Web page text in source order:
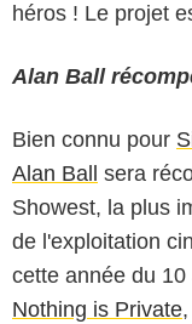
héros ! Le projet
Alan Ball
Bien connu pour
Alan Ball
sera
Showest, la plus
de l'exploitation
cette année du
Nothing is Private